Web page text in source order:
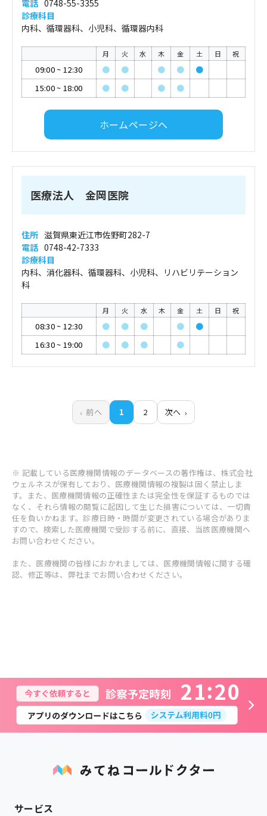
電話 0748-55-3355
診療科目
内科、循環器科、小児科、循環器内科
月 火 水 木 金 土 日 祝
09:00~ 12:30 ● ● ● ●
●
15:00~ 18:00 ● ● ● ●
ホームページへ
医療法人 金岡医院
住所 滋賀県東近江市佐野町282-7
電話 0748-42-7333
診療科目
内科、消化器科、循環器科、小児科、リハビリテーション
科
月 火 水 木 金 土 日 祝
08:30~ 12:30 ● ● ● ●
●
16:30~ 19:00 ● ● ● ●
前へ 1 2 次へ
※ 記載している医療機関情報のデータベースの著作権は、株式会社
ウェルネスが保有しており、医療機関情報の複製は固く禁止しま
す。また、医療機関情報の正確性または完全性を保証するものでは
なく、それら情報の閲覧に起因して生じた損害については、一切責
任を負いかねます。診療日時・時間が変更されている場合がありま
すので、検索した医療機関で受診する前に、直接、当該医療機関へ
お問い合わせください。
また、医療機関の皆様におかれましては、医療機関情報に関する確
認、修正等は、弊社までお問い合わせください。
21 20
サービス